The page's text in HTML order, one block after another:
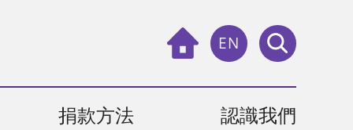
EN
捐款方法 認識我們